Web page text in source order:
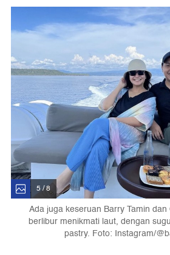
5 / 8
Ada juga keseruan Barry Tamin
berlibur menikmati laut, dengan
pastry. Foto: Instagram/